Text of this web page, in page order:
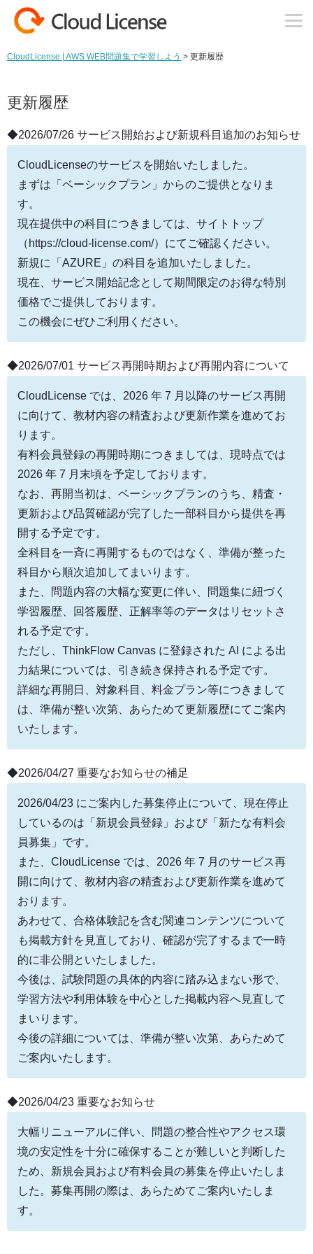
コンテンツへスキップ
CloudLicense | AWS WEB問題集で学習しよう > 更新履歴
更新履歴
◆2026/07/26 サービス開始および新規科目追加のお知らせ
CloudLicenseのサービスを開始いたしました。
まずは「ベーシックプラン」からのご提供となりま
す。
現在提供中の科目につきましては、サイトトップ
（https://cloud-license.com/）にてご確認ください。
新規に「AZURE」の科目を追加いたしました。
現在、サービス開始記念として期間限定のお得な特別
価格でご提供しております。
この機会にぜひご利用ください。
◆2026/07/01 サービス再開時期および再開内容について
CloudLicense では、2026 年 7 月以降のサービス再開
に向けて、教材内容の精査および更新作業を進めてお
ります。
有料会員登録の再開時期につきましては、現時点では
2026 年 7 月末頃を予定しております。
なお、再開当初は、ベーシックプランのうち、精査・
更新および品質確認が完了した一部科目から提供を再
開する予定です。
全科目を一斉に再開するものではなく、準備が整った
科目から順次追加してまいります。
また、問題内容の大幅な変更に伴い、問題集に紐づく
学習履歴、回答履歴、正解率等のデータはリセットさ
れる予定です。
ただし、ThinkFlow Canvas に登録された AI による出
力結果については、引き続き保持される予定です。
詳細な再開日、対象科目、料金プラン等につきまして
は、準備が整い次第、あらためて更新履歴にてご案内
いたします。
◆2026/04/27 重要なお知らせの補足
2026/04/23 にご案内した募集停止について、現在停止
しているのは「新規会員登録」および「新たな有料会
員募集」です。
また、CloudLicense では、2026 年 7 月のサービス再
開に向けて、教材内容の精査および更新作業を進めて
おります。
あわせて、合格体験記を含む関連コンテンツについて
も掲載方針を見直しており、確認が完了するまで一時
的に非公開といたしました。
今後は、試験問題の具体的内容に踏み込まない形で、
学習方法や利用体験を中心とした掲載内容へ見直して
まいります。
今後の詳細については、準備が整い次第、あらためて
ご案内いたします。
◆2026/04/23 重要なお知らせ
大幅リニューアルに伴い、問題の整合性やアクセス環
境の安定性を十分に確保することが難しいと判断した
ため、新規会員および有料会員の募集を停止いたしま
した。募集再開の際は、あらためてご案内いたしま
す。